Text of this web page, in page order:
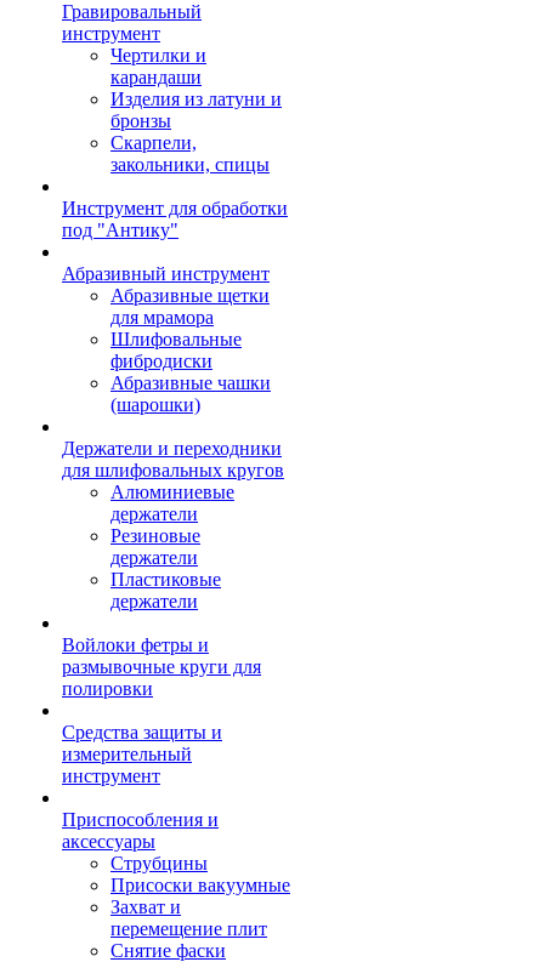
Гравировальный
инструмент
Чертилки и
карандаши
Изделия из латуни и
бронзы
Скарпели,
закольники, спицы
Инструмент для обработки
под "Антику"
Абразивный инструмент
Абразивные щетки
для мрамора
Шлифовальные
фибродиски
Абразивные чашки
(шарошки)
Держатели и переходники
для шлифовальных кругов
Алюминиевые
держатели
Резиновые
держатели
Пластиковые
держатели
Войлоки фетры и
размывочные круги для
полировки
Средства защиты и
измерительный
инструмент
Приспособления и
аксессуары
Струбцины
Присоски вакуумные
Захват и
перемещение плит
Снятие фаски